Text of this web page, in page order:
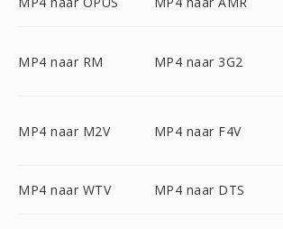
MP4 naar RM MP4 naar 3G2
MP4 naar M2V MP4 naar F4V
MP4 naar WTV MP4 naar DTS